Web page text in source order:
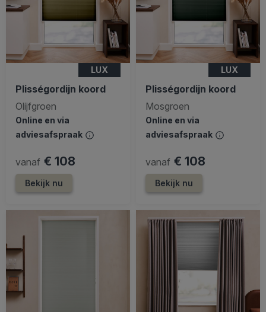
LUX
Plisségordijn koord
Olijfgroen
Online en via
adviesafspraak
vanaf € 108
Bekijk nu
LUX
Plisségordijn koord
Mosgroen
Online en via
adviesafspraak
vanaf € 108
Bekijk nu